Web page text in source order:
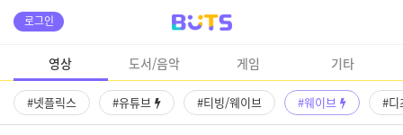
로그인
영상 도서/음악 게임 기타
#넷플릭스 #유튜브 #티빙/웨이브 #웨이브 #디